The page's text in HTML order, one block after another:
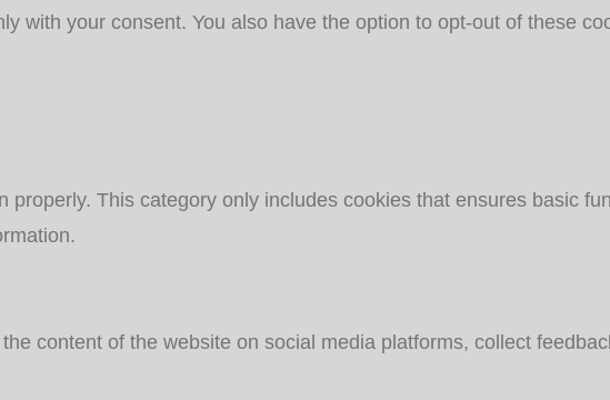
with your consent. You also have the option to opt-out of these
This category only includes cookies that ensures basic
content of the website on social media platforms, collect